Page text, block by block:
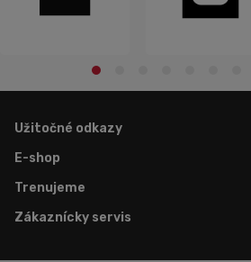
Užitočné odkazy
E-shop
Trenujeme
Zákaznícky servis